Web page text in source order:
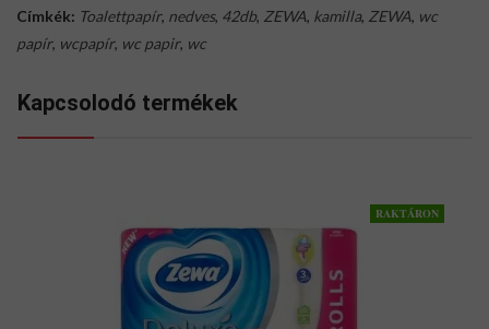
Címkék: Toalettpapír, nedves, 42db, ZEWA, kamilla, ZEWA, wc
papír, wcpapír, wc papir, wc
Kapcsolodó termékek
RAKTÁRON